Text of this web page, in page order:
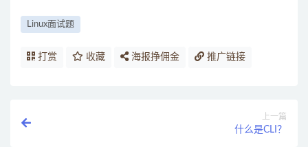
Linux面试题
打赏 收藏 海报挣佣金 推广链接
上一篇
什么是CLI？